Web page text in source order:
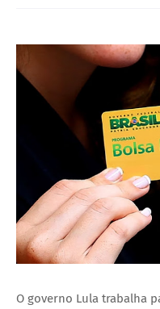
O governo Lula trabalha